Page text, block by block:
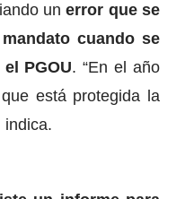
unerror que se
cuando se
PGOU. “En el año
está protegida la
indica.